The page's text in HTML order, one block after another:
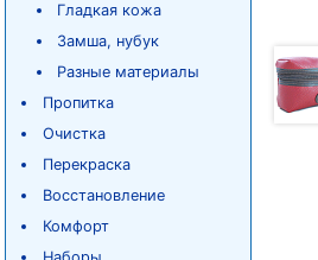
Гладкая кожа
Замша, нубук
Разные материалы
Пропитка
Очистка
Перекраска
Восстановление
Комфорт